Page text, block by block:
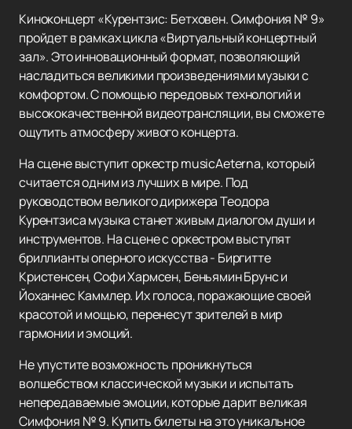
Киноконцерт «Курентзис: Бетховен. Симфония № 9»
пройдет в рамках цикла «Виртуальный концертный
зал». Это инновационный формат, позволяющий
насладиться великими произведениями музыки с
комфортом. С помощью передовых технологий и
высококачественной видеотрансляции, вы сможете
ощутить атмосферу живого концерта.
На сцене выступит оркестр musicAeterna, который
считается одним из лучших в мире. Под
руководством великого дирижера Теодора
Курентзиса музыка станет живым диалогом души и
инструментов. На сцене с оркестром выступят
бриллианты оперного искусства - Биргитте
Кристенсен, Софи Хармсен, Беньямин Брунс и
Йоханнес Каммлер. Их голоса, поражающие своей
красотой и мощью, перенесут зрителей в мир
гармонии и эмоций.
Не упустите возможность проникнуться
волшебством классической музыки и испытать
непередаваемые эмоции, которые дарит великая
Симфония № 9. Купить билеты на это уникальное